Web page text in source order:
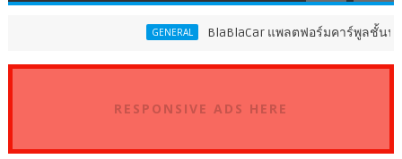
BlaBlaCar แพลตฟอร์มคาร์พูลชั้นนำระดับโลก
RESPONSIVE ADS HERE